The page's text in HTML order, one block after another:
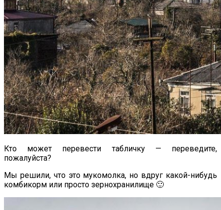
Кто может перевести табличку — переведите,
пожалуйста?
Мы решили, что это мукомолка, но вдруг какой-нибудь
комбикорм или просто зернохранилище 🙂